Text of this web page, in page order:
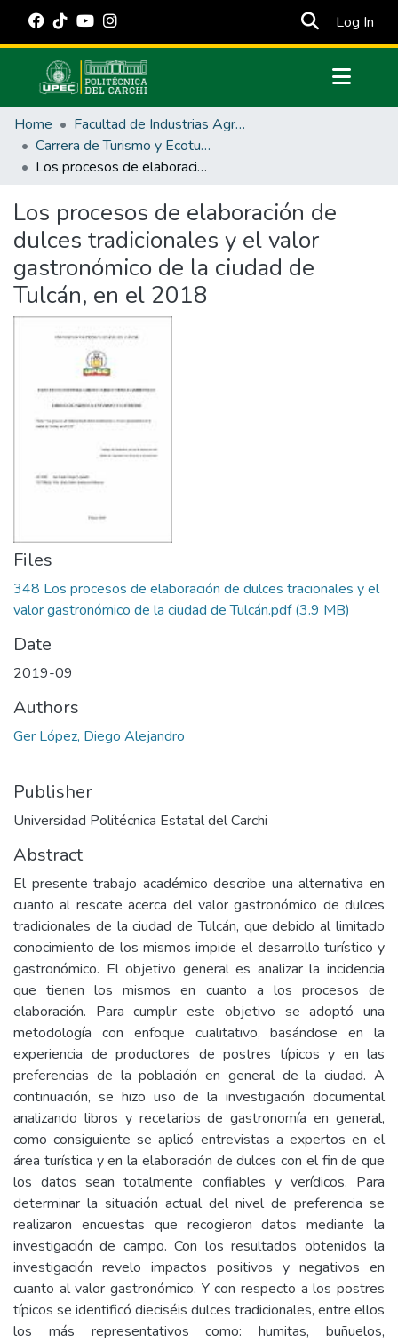
Log In
Communities & Collections
All of DSpace
Statistics
Estadísticas Externas
Manuales
Home
Facultad de Industrias Agropecuarias y Ciencias Ambientales
Carrera de Turismo y Ecoturimo
Los procesos de elaboración de dulces tradicionales y el valor gastronómico de la ciudad de Tulcán, en el 2018
Los procesos de elaboración de
dulces tradicionales y el valor
gastronómico de la ciudad de
Tulcán, en el 2018
Files
348 Los procesos de elaboración de dulces tracionales y el
valor gastronómico de la ciudad de Tulcán.pdf(3.9 MB)
Date
2019-09
Authors
Ger López, Diego Alejandro
Publisher
Universidad Politécnica Estatal del Carchi
Abstract
El presente trabajo académico describe una alternativa en
cuanto al rescate acerca del valor gastronómico de dulces
tradicionales de la ciudad de Tulcán, que debido al limitado
conocimiento de los mismos impide el desarrollo turístico y
gastronómico. El objetivo general es analizar la incidencia
que tienen los mismos en cuanto a los procesos de
elaboración. Para cumplir este objetivo se adoptó una
metodología con enfoque cualitativo, basándose en la
experiencia de productores de postres típicos y en las
preferencias de la población en general de la ciudad. A
continuación, se hizo uso de la investigación documental
analizando libros y recetarios de gastronomía en general,
como consiguiente se aplicó entrevistas a expertos en el
área turística y en la elaboración de dulces con el fin de que
los datos sean totalmente confiables y verídicos. Para
determinar la situación actual del nivel de preferencia se
realizaron encuestas que recogieron datos mediante la
investigación de campo. Con los resultados obtenidos la
investigación revelo impactos positivos y negativos en
cuanto al valor gastronómico. Y con respecto a los postres
típicos se identificó dieciséis dulces tradicionales, entre ellos
los más representativos como: humitas, buñuelos,